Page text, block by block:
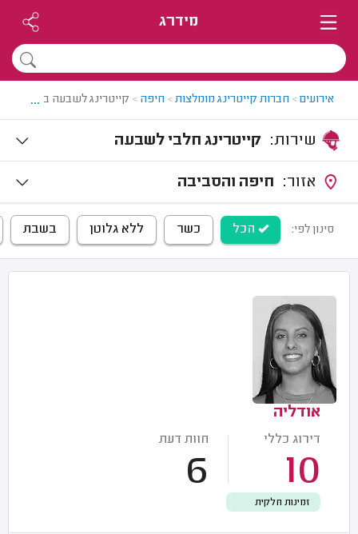
מידרג
אירועים> חברות קייטרינג מומלצות> חיפה > קייטרינג לשבעה בחיפה
...
קייטרינג חלבי לשבעה
חיפה והסביבה
סינון לפי: הכל כשר ללא גלוטן בשבת
אודליה
דירוג כללי
10
חוות דעת
6
זמינות חלקית